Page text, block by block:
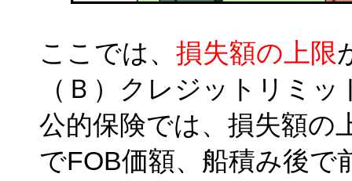
ここでは、 損失額の上限
（Ｂ）クレジットリミ
公的保険では、損失額の
でFOB価額、船積み後で